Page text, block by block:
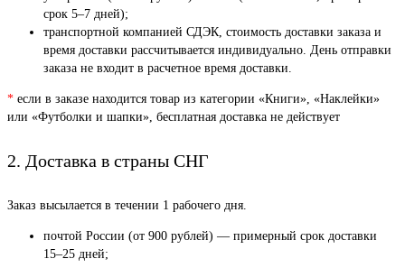
срок 5–7 дней);
транспортной компанией СДЭК, стоимость доставки заказа и
время доставки рассчитывается индивидуально. День отправки
заказа не входит в расчетное время доставки.
* если в заказе находится товар из категории «Книги», «Наклейки»
или «Футболки и шапки», бесплатная доставка не действует
2. Доставка в страны СНГ
Заказ высылается в течении 1 рабочего дня.
почтой России (от 900 рублей) — примерный срок доставки
15–25 дней;